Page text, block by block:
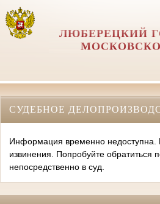
ЛЮБЕРЕЦКИЙ
СУДЕБНОЕ
Информация временно недоступна.
извинения. Попробуйте обратиться
непосредственно в суд.